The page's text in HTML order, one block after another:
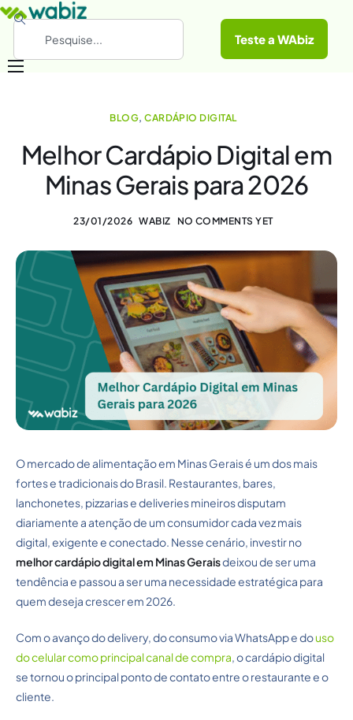
Conheça a WAbiz
Materiais Gratuitos
Teste a WAbiz
BLOG,CARDÁPIO DIGITAL
Melhor Cardápio Digital em
Minas Gerais para 2026
23/01/2026 WABIZ NO COMMENTS YET
O mercado de alimentação em Minas Gerais é um dos mais
fortes e tradicionais do Brasil. Restaurantes, bares,
lanchonetes, pizzarias e deliveries mineiros disputam
diariamente a atenção de um consumidor cada vez mais
digital, exigente e conectado. Nesse cenário, investir no
melhor cardápio digital em Minas Geraisdeixou de ser uma
tendência e passou a ser uma necessidade estratégica para
quem deseja crescer em 2026.
Com o avanço do delivery, do consumo via WhatsApp e douso
do celular como principal canal de compra, o cardápio digital
se tornou o principal ponto de contato entre o restaurante e o
cliente.